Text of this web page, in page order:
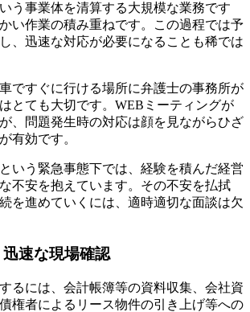
う事業体を清算する大規模な業務です
い作業の積み重ねです。この過程では予
、迅速な対応が必要になることも稀では
ですぐに行ける場所に弁護士の事務所が
とても大切です。WEBミーティングが
、問題発生時の対応は顔を見ながらひざ
有効です。
いう緊急事態下では、経験を積んだ経営
不安を抱えています。その不安を払拭
を進めていくには、適時適切な面談は欠
速な現場確認
るには、会計帳簿等の資料収集、会社資
権者によるリース物件の引き上げ等への